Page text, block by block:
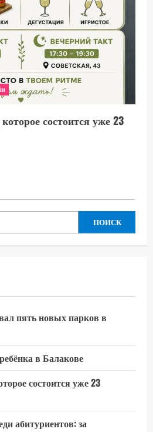
состоится уже 23
ПОИСК
пять новых парков в
в Балакове
состоится уже 23
абитуриентов: за